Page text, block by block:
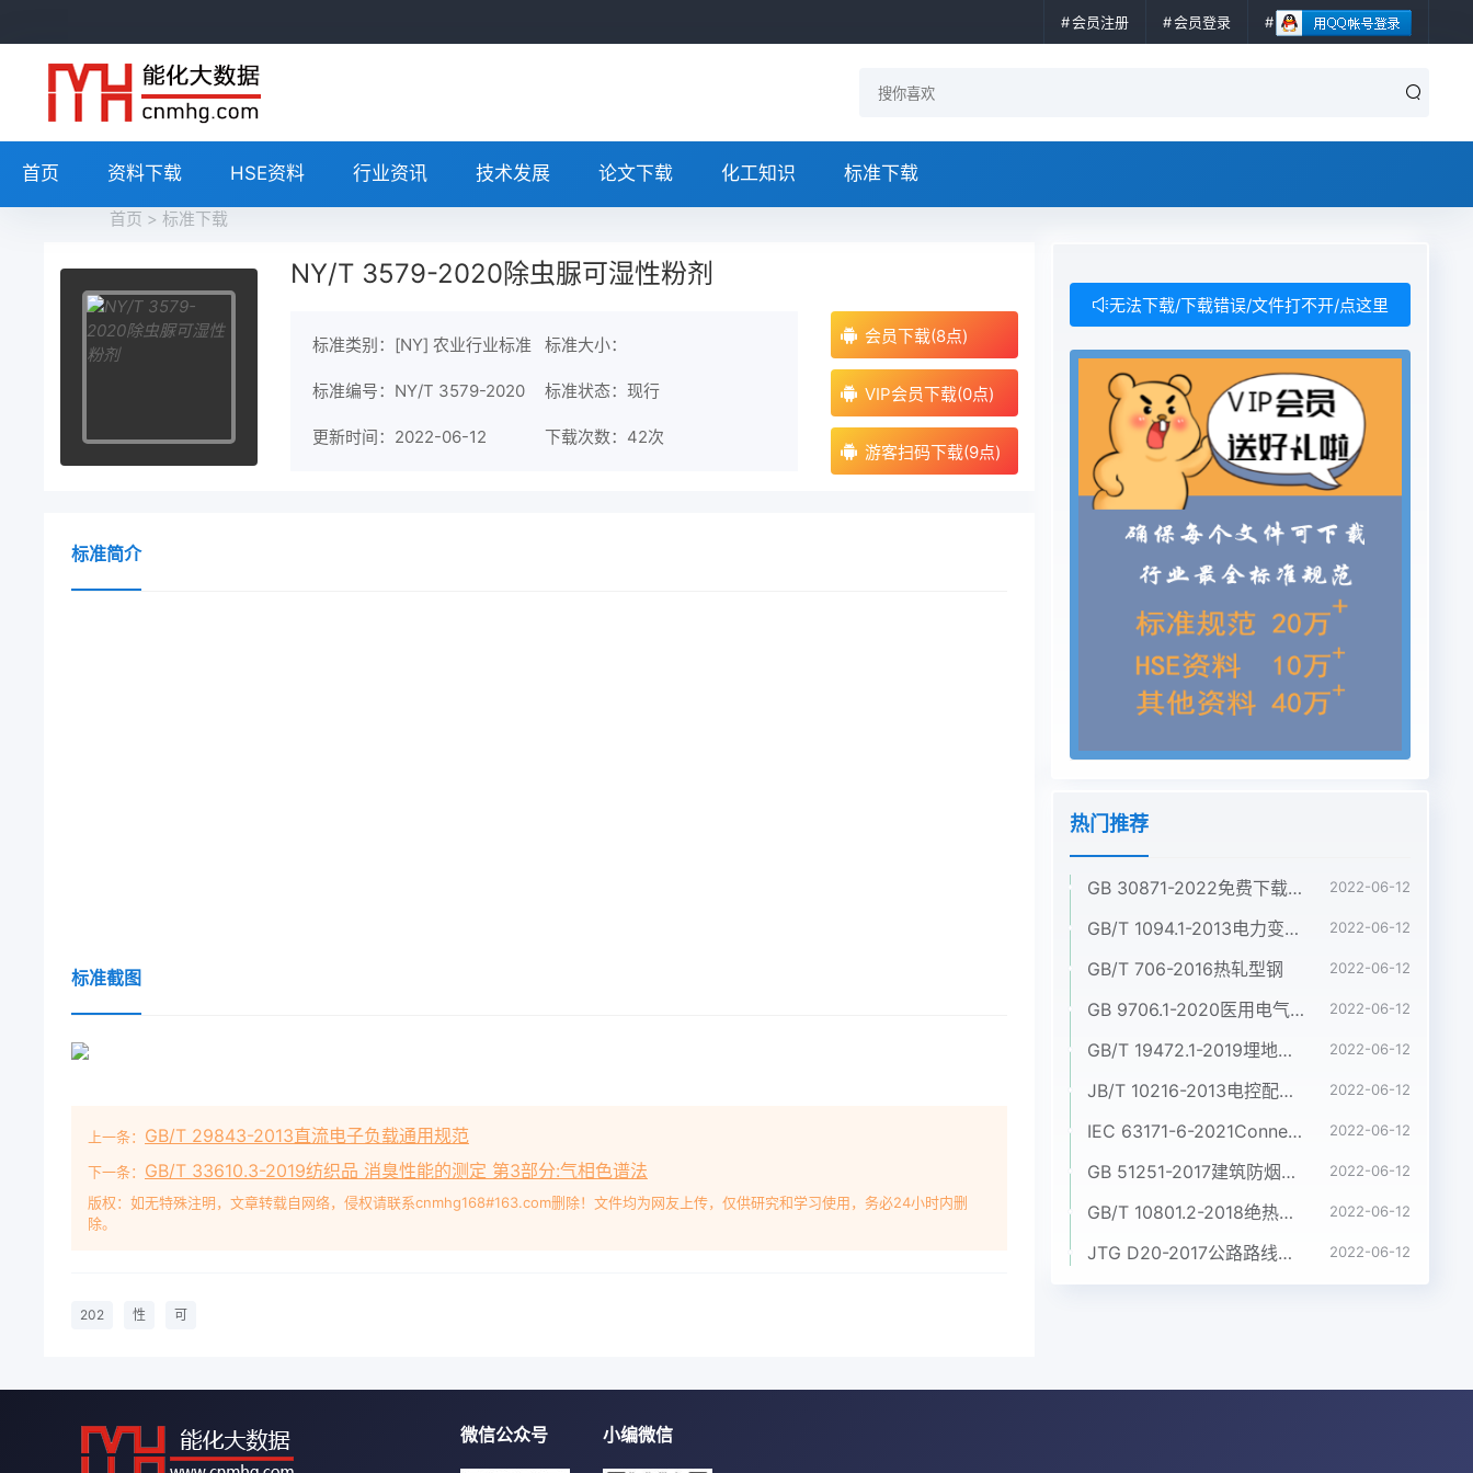
会员注册 会员登录
首页 资料下载 HSE资料 行业资讯 技术发展 论文下载 化工知识 标准下载
首页 > 标准下载
NY/T 3579-2020除虫脲可湿性粉剂
标准类别：[NY] 农业行业标准 标准大小：
标准编号：NY/T 3579-2020 标准状态：现行
更新时间：2022-06-12 下载次数： 42次
会员下载(8点)
VIP会员下载(0点)
游客扫码下载(9点)
标准简介
标准截图
上一条： GB/T 29843-2013直流电子负载通用规范
下一条： GB/T 33610.3-2019纺织品 消臭性能的测定 第3部分:气相色谱法
版权：如无特殊注明，文章转载自网络，侵权请联系cnmhg168#163.com删除！文件均为网友上传，仅供研究和学习使用，务必24小时内删
除。
202 性 可
无法下载/下载错误/文件打不开/点这里
热门推荐
GB 30871-2022免费下载危险化学品企业特殊作业安全规范 2022-06-12
GB/T 1094.1-2013电力变压器 第1部分:总则 2022-06-12
GB/T 706-2016热轧型钢 2022-06-12
GB 9706.1-2020医用电气设备 第1部分:基本安全和基本性能的通用要求 2022-06-12
GB/T 19472.1-2019埋地用聚乙烯(PE)结构壁管道系统 第1部分:聚乙烯双壁波纹管材 2022-06-12
JB/T 10216-2013电控配电用电缆桥架 2022-06-12
IEC 63171-6-2021Connectors for electrical and electronic equipment - Part 6: Detail specification for 2-way and 4-way (data/power), shielded, free and fixed connectors for power and data transmission with frequencies up to 600 MHz 2022-06-12
GB 51251-2017建筑防烟排烟系统技术标准 2022-06-12
GB/T 10801.2-2018绝热用挤塑聚苯乙烯泡沫塑料(XPS) 2022-06-12
JTG D20-2017公路路线设计规范 2022-06-12
微信公众号 小编微信